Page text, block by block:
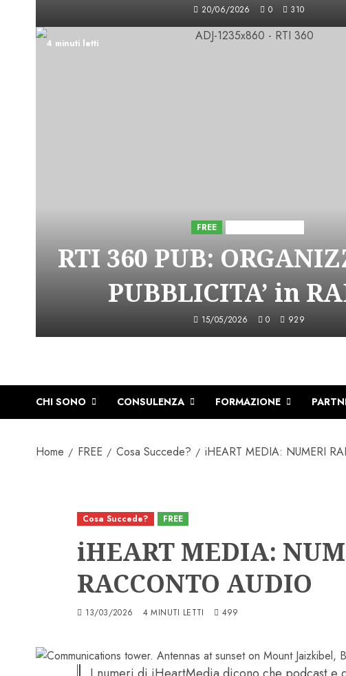
20/06/2026 0 310
4 minuti letti
FREE
RTI 360 PUB:
PUBBLICITA’ in
15/05/2026 0 929
CHI SONO CONSULENZA FORMAZIONE
Home FREE Cosa Succede? iHEART MEDIA: NUMERI
Cosa Succede? FREE
iHEART MEDIA:
RACCONTO AUDIO
13/03/2026 4 MINUTI LETTI 499